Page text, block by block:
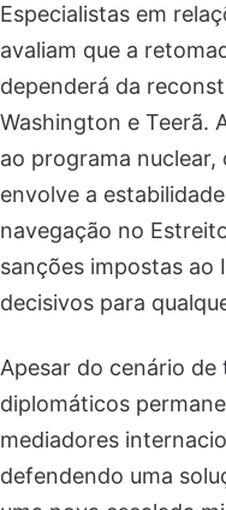
Especialistas em
avaliam que a
dependerá da
Washington e Teerã.
ao programa
envolve a
navegação no
sanções impostas ao
decisivos para
Apesar do cenário de
diplomáticos
mediadores
defendendo uma